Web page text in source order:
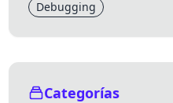
Debugging
Categorías